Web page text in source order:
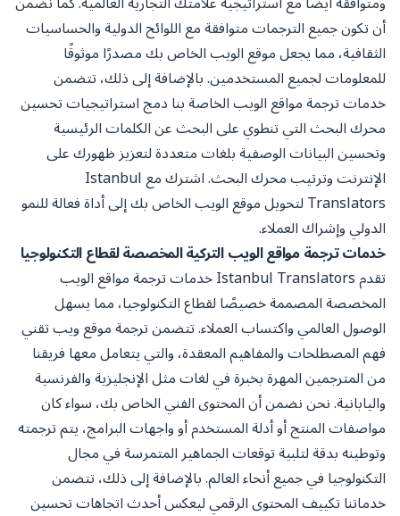
أن تكون جميع الترجمات متوافقة مع اللوائح الدولية والحساسيات
الثقافية، مما يجعل موقع الويب الخاص بك مصدرًا موثوقًا
للمعلومات لجميع المستخدمين. بالإضافة إلى ذلك، تتضمن
خدمات ترجمة مواقع الويب الخاصة بنا دمج استراتيجيات تحسين
محرك البحث التي تنطوي على البحث عن الكلمات الرئيسية
وتحسين البيانات الوصفية بلغات متعددة لتعزيز ظهورك على
الإنترنت وترتيب محرك البحث. اشترك مع Istanbul
Translators لتحويل موقع الويب الخاص بك إلى أداة فعالة للنمو
الدولي وإشراك العملاء.
خدمات ترجمة مواقع الويب التركية المخصصة لقطاع التكنولوجيا
تقدم Istanbul Translators خدمات ترجمة مواقع الويب
المخصصة المصممة خصيصًا لقطاع التكنولوجيا، مما يسهل
الوصول العالمي واكتساب العملاء. تتضمن ترجمة موقع ويب تقني
فهم المصطلحات والمفاهيم المعقدة، والتي يتعامل معها فريقنا
من المترجمين المهرة بخبرة في لغات مثل الإنجليزية والفرنسية
واليابانية. نحن نضمن أن المحتوى الفني الخاص بك، سواء كان
مواصفات المنتج أو أدلة المستخدم أو واجهات البرامج، يتم ترجمته
وتوطينه بدقة لتلبية توقعات الجماهير المتمرسة في مجال
التكنولوجيا في جميع أنحاء العالم. بالإضافة إلى ذلك، تتضمن
خدماتنا تكييف المحتوى الرقمي ليعكس أحدث اتجاهات تحسين